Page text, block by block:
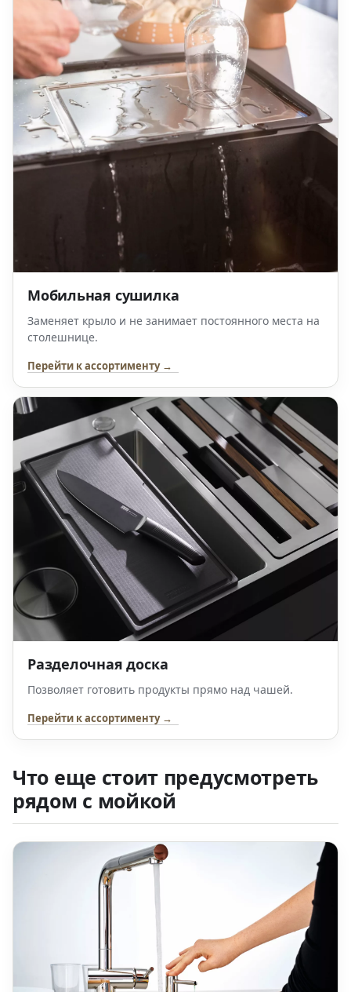
Мобильная сушилка
Заменяет крыло и не занимает постоянного места на
столешнице.
Перейти к ассортименту →
Разделочная доска
Позволяет готовить продукты прямо над чашей.
Перейти к ассортименту →
Что еще стоит предусмотреть
рядом с мойкой